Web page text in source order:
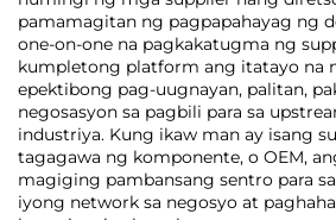
pamamagitan ng pagpapahayag ng
one-on-one na pagkakatugma ng
kumpletong platform ang itatayo na
epektibong pag-uugnayan, palitan,
negosasyon sa pagbili para sa
industriya. Kung ikaw man ay isang
tagagawa ng komponente, o OEM,
magiging pambansang sentro para
iyong network sa negosyo at